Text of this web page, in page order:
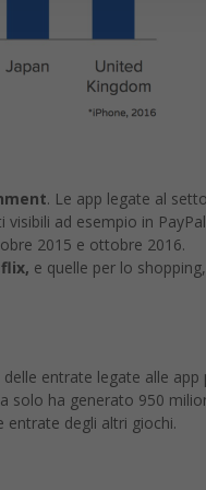
. Le app legate al
ad esempio in
2015 e ottobre 2016.
e quelle per lo shopping,
entrate legate alle app
solo ha generato 950
entrate degli altri giochi.